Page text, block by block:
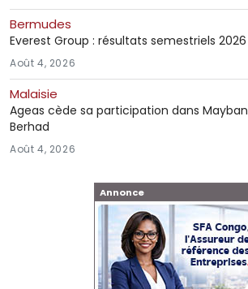
Annonce
Bermudes
Everest Group : résultats semestriels 2026
Août 4, 2026
Malaisie
Ageas cède sa participation dans
Berhad
Août 4, 2026